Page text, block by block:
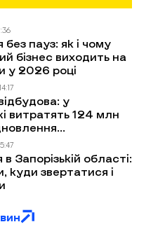
без пауз: як і чому
бізнес виходить на
у 2026 році
у
витратять 124 млн
після
в Запорізькій області:
куди звертатися і